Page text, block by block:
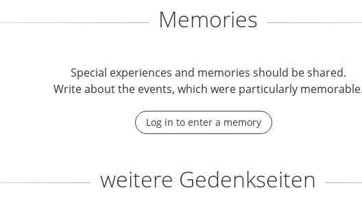
Memories
Special experiences and memories should be shared.
Write about the events, which were particularly
Log in to enter a memory
weitere Gedenkseiten